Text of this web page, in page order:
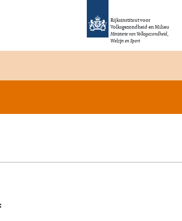
Rijksinstituut voor
Volksgezondheid en Milieu
Ministerie van Volksgezondheid,
Welzijn en Sport